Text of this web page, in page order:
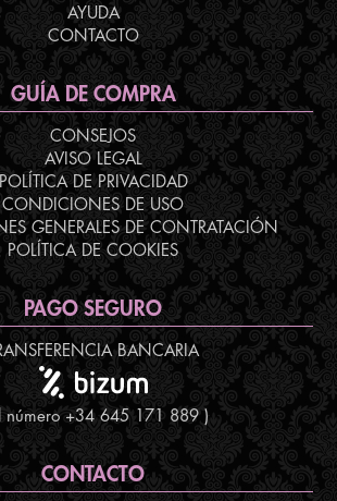
AYUDA
CONTACTO
GUÍA DE COMPRA
CONSEJOS
AVISO LEGAL
POLÍTICA DE PRIVACIDAD
CONDICIONES DE USO
GENERALES DE CONTRATACIÓN
POLÍTICA DE COOKIES
PAGO SEGURO
BANCARIA
número +34 645 171 889 )
CONTACTO